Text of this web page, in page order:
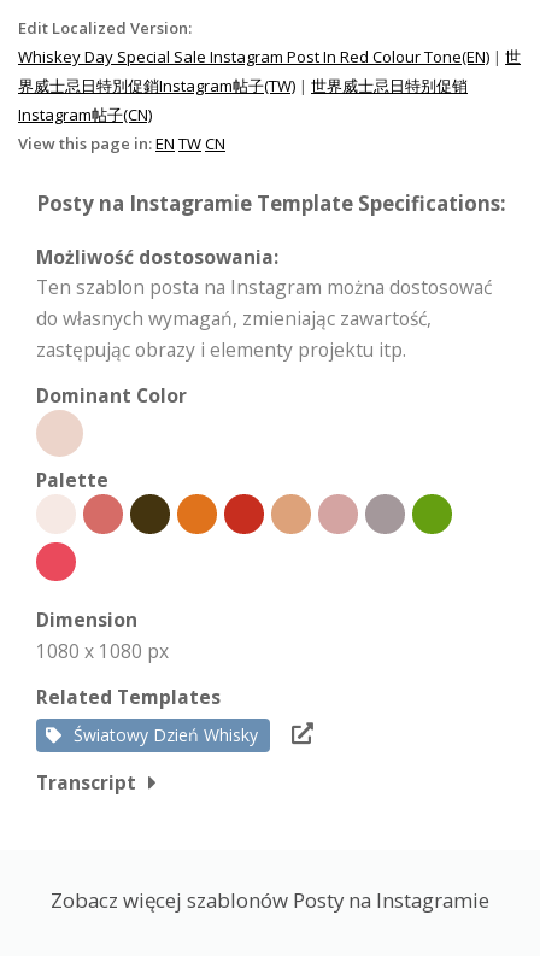
Edit Localized Version:
Whiskey Day Special Sale Instagram Post In Red Colour Tone(EN) | 世
界威士忌日特別促銷Instagram帖子(TW) | 世界威士忌日特别促销
Instagram帖子(CN)
View this page in:EN TWCN
Posty na Instagramie Template Specifications:
Możliwość dostosowania:
Ten szablon posta na Instagram można dostosować
do własnych wymagań, zmieniając zawartość,
zastępując obrazy i elementy projektu itp.
Dominant Color
Palette
Dimension
1080 x 1080 px
Related Templates
Światowy Dzień Whisky
Transcript
Zobacz więcej szablonów Posty na Instagramie